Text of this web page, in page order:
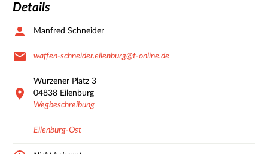
Details
Manfred Schneider
waffen-schneider.eilenburg@t-online.de
Wurzener Platz 3
04838 Eilenburg
Wegbeschreibung
Eilenburg-Ost